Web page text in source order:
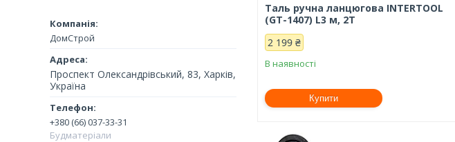
Таль ручна ланцюгова INTERTOOL
(GT-1407) L3 м, 2Т
2 199 ₴
В наявності
Купити
ДомСтрой
Проспект Олександрівський, 83, Харків,
Україна
+380 (66) 037-33-31
Будматеріали